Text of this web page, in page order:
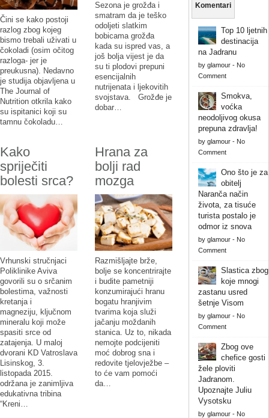
Čini se kako postoji
razlog zbog kojeg
bismo trebali uživati u
čokoladi (osim očitog
razloga- jer je
preukusna). Nedavno
je studija objavljena u
The Journal of
Nutrition otkrila kako
su ispitanici koji su
tamnu čokoladu…
Sezona je grožđa i
smatram da je teško
odoljeti slatkim
bobicama grožđa
kada su ispred vas, a
još bolja vijest je da
su ti plodovi prepuni
esencijalnih
nutrijenata i ljekovitih
svojstava. Grožđe je
dobar…
Kako
spriječiti
bolesti srca?
Vrhunski stručnjaci
Poliklinike Aviva
govorili su o srčanim
bolestima, važnosti
kretanja i
magneziju, ključnom
mineralu koji može
spasiti srce od
zatajenja. U maloj
dvorani KD Vatroslava
Lisinskog, 3.
listopada 2015.
održana je zanimljiva
edukativna tribina
“Kreni…
Hrana za
bolji rad
mozga
Razmišljajte brže,
bolje se koncentrirajte
i budite pametniji
konzumirajući hranu
bogatu hranjivim
tvarima koja služi
jačanju moždanih
stanica. Uz to, nikada
nemojte podcijeniti
moć dobrog sna i
redovite tjelovježbe –
to će vam pomoći
da…
Komentari
Top 10 ljetnih
destinacija
na Jadranu
by glamour- No
Comment
Smokva,
voćka
neodoljivog okusa
prepuna zdravlja!
by glamour- No
Comment
Ono što je za
obitelj
Naranča način
života, za tisuće
turista postalo je
odmor iz snova
by glamour- No
Comment
Slastica zbog
koje mnogi
zastanu usred
šetnje Visom
by glamour- No
Comment
Zbog ove
chefice gosti
žele ploviti
Jadranom.
Upoznajte Juliu
Vysotsku
by glamour- No